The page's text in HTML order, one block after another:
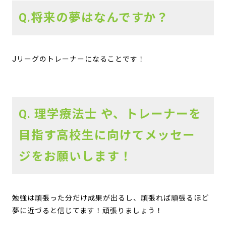
Q.将来の夢はなんですか？
Jリーグのトレーナーになることです！
Q. 理学療法士 や、トレーナーを
目指す高校生に向けてメッセー
ジをお願いします！
勉強は頑張った分だけ成果が出るし、頑張れば頑張るほど
夢に近づると信じてます！頑張りましょう！